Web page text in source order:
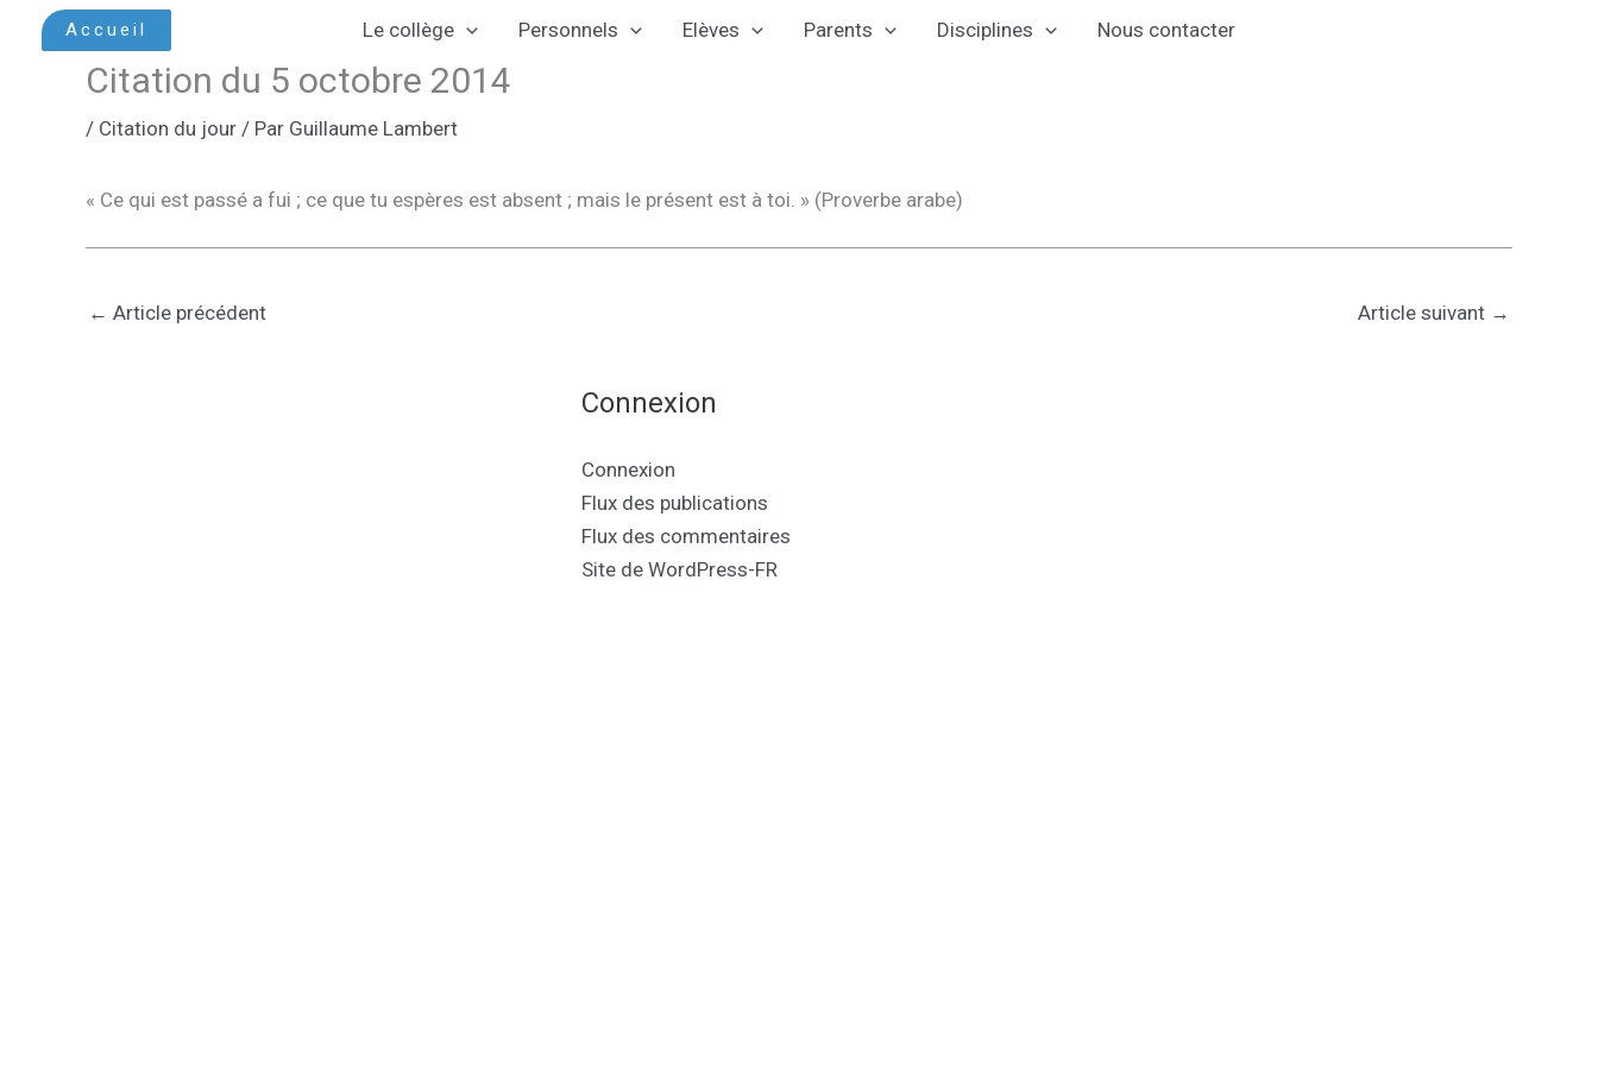
Accueil Le collège Personnels Elèves Parents Disciplines Nous contacter
Citation du 5 octobre 2014
/ Citation du jour / Par Guillaume Lambert
« Ce qui est passé a fui ; ce que tu espères est absent ; mais le présent est à toi. » (Proverbe arabe)
← Article précédent Article suivant →
Connexion
Connexion
Flux des publications
Flux des commentaires
Site de WordPress-FR